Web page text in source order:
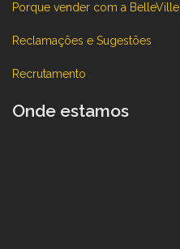
Porque vender com a BelleVille
Reclamações e Sugestões
Recrutamento
Onde estamos